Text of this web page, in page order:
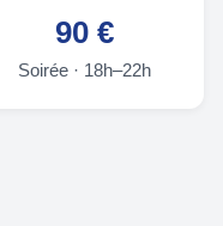
90 €
Soirée · 18h–22h